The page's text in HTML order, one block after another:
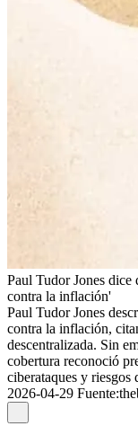
Paul Tudor Jones
contra la inflación'
Paul Tudor Jones
contra la inflación,
descentralizada. Sin
cobertura reconoció
ciberataques y riesgos
2026-04-29 Fuente: